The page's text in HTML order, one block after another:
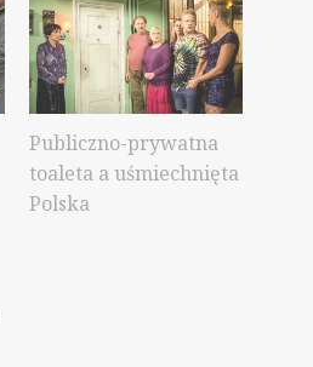
Publiczno-prywatna
toaleta a uśmiechnięta
Polska